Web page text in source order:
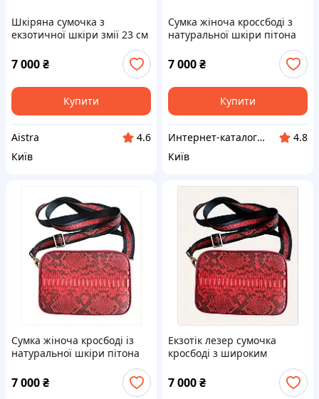
Шкіряна сумочка з
екзотичної шкіри змії 23 см
7 000₴
Купити
Aistra
4.6
Київ
Сумка жіноча кроссбоді з
натуральної шкіри пітона
рожева (snc 01) 849727H4T
7 000₴
Купити
Интернет-ка​талог ски​д​​ок "ХО-РО-ШО!"
4.8
Київ
Сумка жіноча кросбоді із
натуральної шкіри пітона
Ekzotic leather 22,5x15,5x7,5
см Червоний (snc05)
8BE724152P
7 000₴
Екзотік лезер сумочка
кросбоді з широким
8724T15A2
7 000₴